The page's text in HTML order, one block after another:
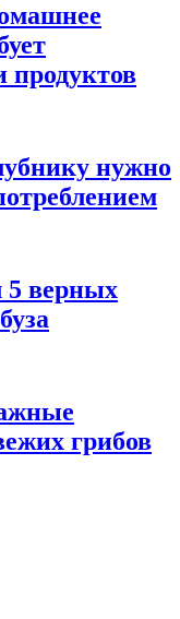
продуктов
нужно
5 верных
грибов